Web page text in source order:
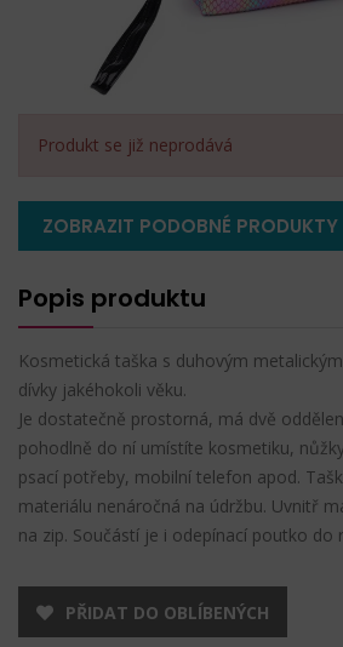
Produkt se již neprodává
ZOBRAZIT PODOBNÉ PRODUKTY
Popis produktu
Kosmetická taška s duhovým
dívky jakéhokoli věku.
Je dostatečně prostorná, má dvě
pohodlně do ní umístíte kosmetiku,
psací potřeby, mobilní telefon apod.
materiálu nenáročná na údržbu. Uvnitř
na zip. Součástí je i odepínací poutko do
PŘIDAT DO OBLÍBENÝCH